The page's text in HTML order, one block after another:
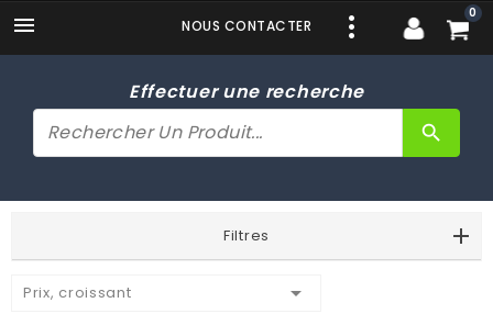
 0
NOUS CONTACTER
Effectuer une recherche
search
Filtres
Prix, croissant 